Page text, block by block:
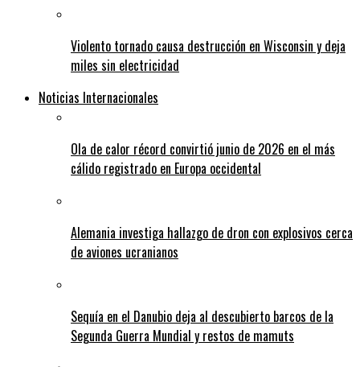
Violento tornado causa destrucción en Wisconsin y deja
miles sin electricidad
Noticias Internacionales
Ola de calor récord convirtió junio de 2026 en el más
cálido registrado en Europa occidental
Alemania investiga hallazgo de dron con explosivos cerca
de aviones ucranianos
Sequía en el Danubio deja al descubierto barcos de la
Segunda Guerra Mundial y restos de mamuts